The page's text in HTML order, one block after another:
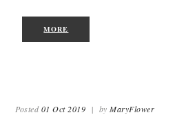
MORE
Posted01 Oct 2019 | byMaryFlower